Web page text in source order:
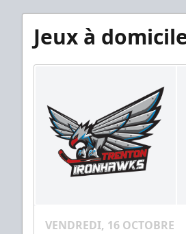
Jeux à
VENDREDI, 16 OCTOBRE